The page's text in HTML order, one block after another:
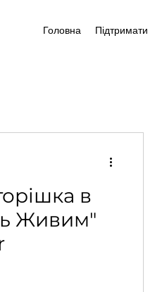
Головна Підтримати
в
Живим"